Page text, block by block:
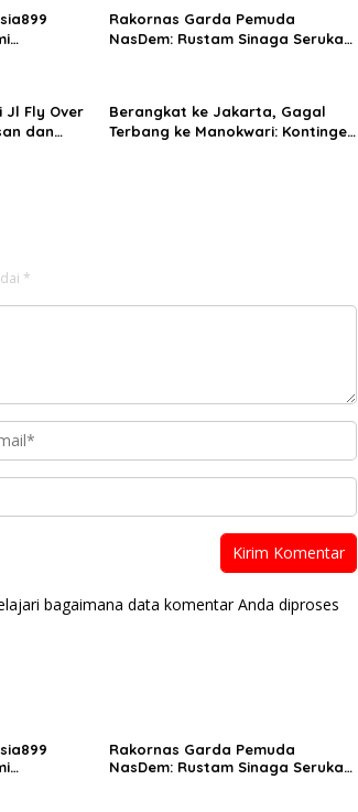
Rakornas Garda Pemuda
NasDem: Rustam Sinaga Serukan
Jl Fly Over
dan
Berangkat ke Jakarta, Gagal
Terbang ke Manokwari: Kontingen
*
bagaimana data komentar Anda diproses
Rakornas Garda Pemuda
NasDem: Rustam Sinaga Serukan